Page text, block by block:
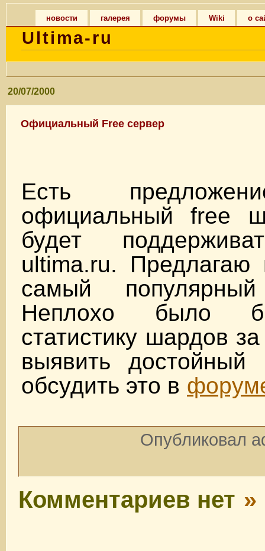
новости галерея форумы Wiki о
Ultima-ru
20/07/2000
Официальный Free сервер
Есть
официальный free
будет
ultima.ru. Предлагаю
самый
Неплохо было
статистику шардов
выявить
обсудить это в
Опубликовал
Комментариев нет »